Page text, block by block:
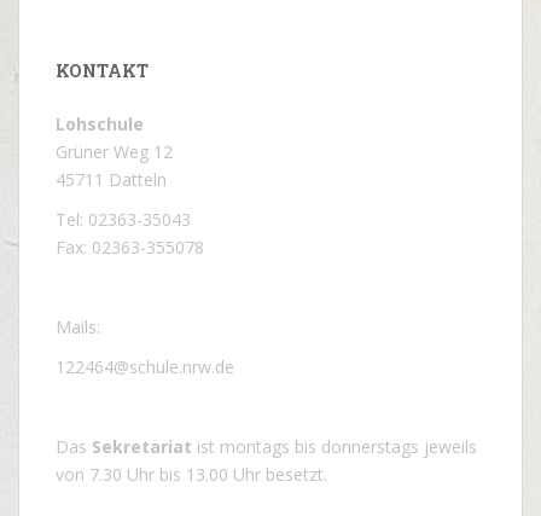
KONTAKT
Lohschule
Grüner Weg 12
45711 Datteln
Tel: 02363-35043
Fax: 02363-355078
Mails:
122464@schule.nrw.de
Das Sekretariat ist montags bis donnerstags jeweils
von 7.30 Uhr bis 13.00 Uhr besetzt.